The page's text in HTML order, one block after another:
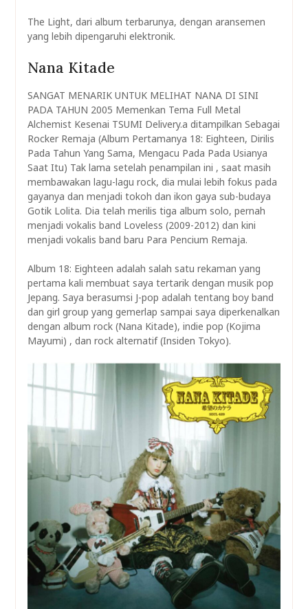
The Light, dari album terbarunya, dengan aransemen
yang lebih dipengaruhi elektronik.
Nana Kitade
SANGAT MENARIK UNTUK MELIHAT NANA DI SINI
PADA TAHUN 2005 Memenkan Tema Full Metal
Alchemist Kesenai TSUMI Delivery.a ditampilkan Sebagai
Rocker Remaja (Album Pertamanya 18: Eighteen, Dirilis
Pada Tahun Yang Sama, Mengacu Pada Pada Usianya
Saat Itu) Tak lama setelah penampilan ini , saat masih
membawakan lagu-lagu rock, dia mulai lebih fokus pada
gayanya dan menjadi tokoh dan ikon gaya sub-budaya
Gotik Lolita. Dia telah merilis tiga album solo, pernah
menjadi vokalis band Loveless (2009-2012) dan kini
menjadi vokalis band baru Para Pencium Remaja.
Album 18: Eighteen adalah salah satu rekaman yang
pertama kali membuat saya tertarik dengan musik pop
Jepang. Saya berasumsi J-pop adalah tentang boy band
dan girl group yang gemerlap sampai saya diperkenalkan
dengan album rock (Nana Kitade), indie pop (Kojima
Mayumi) , dan rock alternatif (Insiden Tokyo).